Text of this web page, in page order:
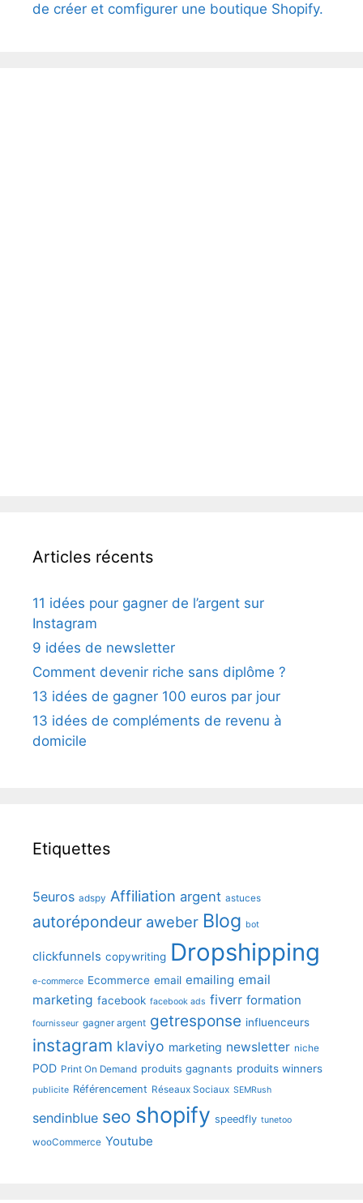
de créer et comfigurer une boutique Shopify.
Articles récents
11 idées pour gagner de l’argent sur
Instagram
9 idées de newsletter
Comment devenir riche sans diplôme ?
13 idées de gagner 100 euros par jour
13 idées de compléments de revenu à
domicile
Etiquettes
5euros adspy Affiliation argent astuces
autorépondeur aweber Blog bot
clickfunnels copywriting Dropshipping
e-commerce Ecommerce email emailing email
marketing facebook facebook ads fiverr formation
fournisseur gagner argent getresponse influenceurs
instagram klaviyo marketing newsletter niche
POD Print On Demand produits gagnants produits winners
publicite Référencement Réseaux Sociaux SEMRush
sendinblue seo shopify speedfly tunetoo
wooCommerce Youtube